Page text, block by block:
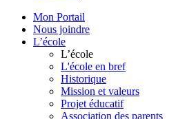
Mon Portail
Nous joindre
L’école
L’école
L'école en bref
Historique
Mission et valeurs
Projet éducatif
Association des parents